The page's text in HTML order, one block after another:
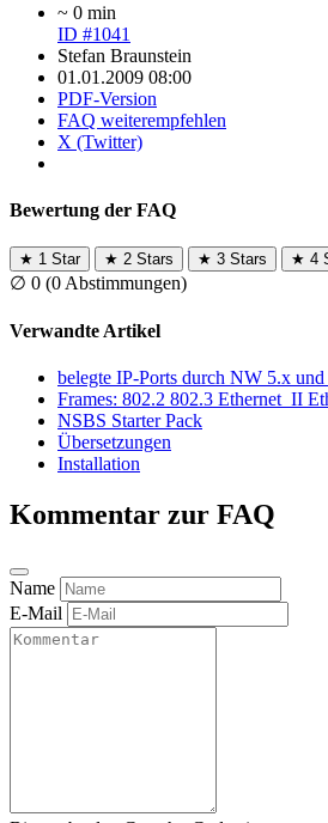
~ 0 min
ID #1041
Stefan Braunstein
01.01.2009 08:00
PDF-Version
FAQ weiterempfehlen
X (Twitter)
Bewertung der FAQ
★ 1 Star ★ 2 Stars ★ 3 Stars ★ 4
∅ 0 (0 Abstimmungen)
Verwandte Artikel
belegte IP-Ports durch NW 5.x
Frames: 802.2 802.3 Ethernet_II
NSBS Starter Pack
Übersetzungen
Installation
Kommentar zur FAQ
Name
E-Mail